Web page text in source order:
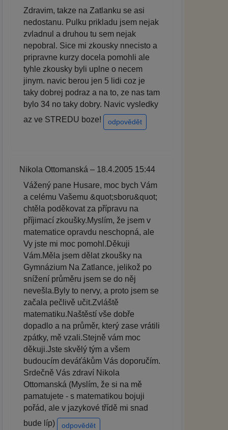
Zdravim, takze na Zatlanku se asi
nedostanu. Pulku prikladu jsem nejak
zvladnul a druhou tu sem nejak
nepobral. Sice mi zkousky nnecisto a
pripravne kurzy docela pomohli ale
tyhle zkousky byli uplne o necem
jinym. navic berou jen 5 lidi coz je
taky dobrej podraz a na to, ze nas tam
bylo 34 no taky dobry. Navic vysledky
az ve STREDU boze!
odpovědět
Nikola Ottomanská – 18.4.2005 15:44
Vážený pane Husare, moc bych Vám
a celému Vašemu &quot;sboru&quot;
chtěla poděkovat za přípravu na
příjimací zkoušky.Myslím, že jsem v
matematice opravdu neschopná, ale
Vy jste mi moc pomohl.Děkuji
Vám.Měla jsem dělat zkoušky na
Gymnázium Na Zatlance, jelikož po
snížení průměru jsem se do něj
nevešla.Byly to nervy, a proto jsem se
začala pečlivě učit.Zvláště
matematiku.Naštěstí vše dobře
dopadlo a na průměr, který zase vrátili
zpátky, mě vzali.Stejně vám moc
děkuji.Jste skvělý tým a všem
budoucím deváťákům Vás doporučím.
Srdečně Vás zdraví Nikola
Ottomanská (Myslím, že si na mě
pamatujete - s matematikou bojuji
pořád, ale v jazykové třídě mi snad
bude líp)
odpovědět